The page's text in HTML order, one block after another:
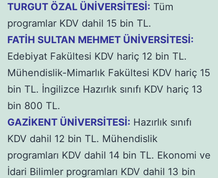
TURGUT ÖZAL ÜNİVERSİTESİ: Tüm
programlar KDV dahil 15 bin TL.
FATİH SULTAN MEHMET ÜNİVERSİTESİ:
Edebiyat Fakültesi KDV hariç 12 bin TL.
Mühendislik-Mimarlık Fakültesi KDV hariç 15
bin TL. İngilizce Hazırlık sınıfı KDV hariç 13
bin 800 TL.
GAZİKENT ÜNİVERSİTESİ: Hazırlık sınıfı
KDV dahil 12 bin TL. Mühendislik
programları KDV dahil 14 bin TL. Ekonomi ve
İdari Bilimler programları KDV dahil 13 bin